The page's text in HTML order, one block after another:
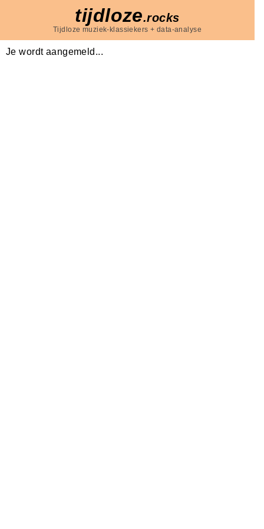
tijdloze.rocks
Tijdloze muziek-klassiekers + data-analyse
Je wordt aangemeld...